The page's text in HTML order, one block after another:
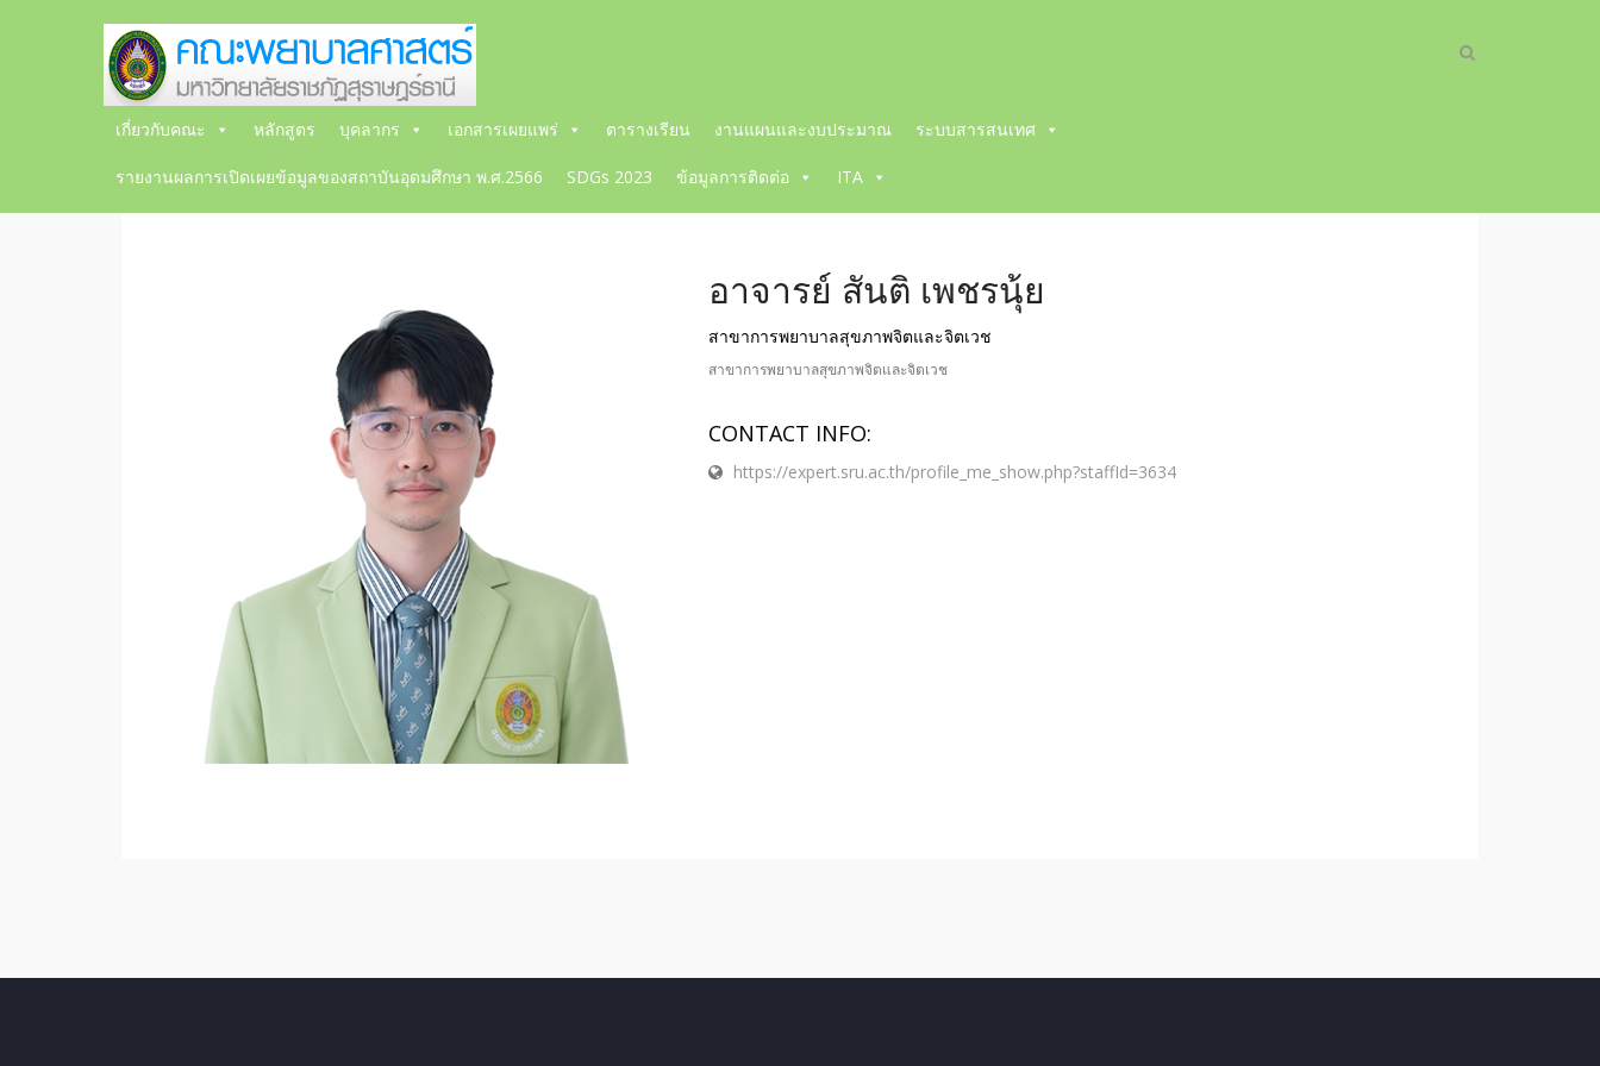
เกี่ยวกับคณะ หลักสูตร บุคลากร เอกสารเผยแพร่ ตารางเรียน งานแผนและงบประมาณ ระบบสารสนเทศ
รายงานผลการเปิดเผยข้อมูลของสถาบันอุดมศึกษา พ.ศ.2566 SDGs 2023 ข้อมูลการติดต่อ ITA
อาจารย์ สันติ เพชรนุ้ย
สาขาการพยาบาลสุขภาพจิตและจิตเวช
สาขาการพยาบาลสุขภาพจิตและจิตเวช
CONTACT INFO:
https://expert.sru.ac.th/profile_me_show.php?staffId=3634